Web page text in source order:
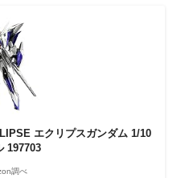
エクリプスガンダム 1/10
197703
調べ